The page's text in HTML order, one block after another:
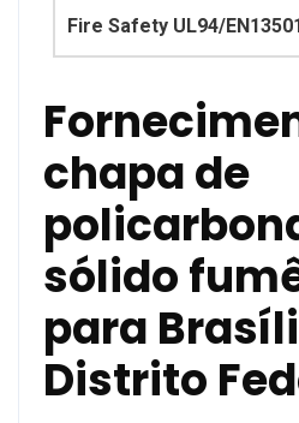
Fire Safety UL94/
chapa de
sólido
para
Distrito